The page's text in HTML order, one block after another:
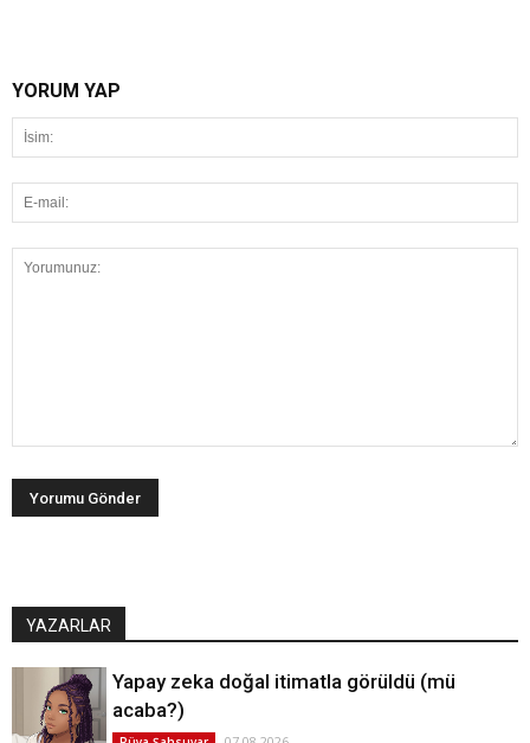
YORUM YAP
YAZARLAR
Yapay zeka doğal itimatla görüldü (mü
acaba?)